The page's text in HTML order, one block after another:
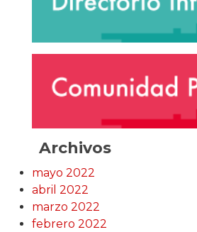
Archivos
mayo 2022
abril 2022
marzo 2022
febrero 2022